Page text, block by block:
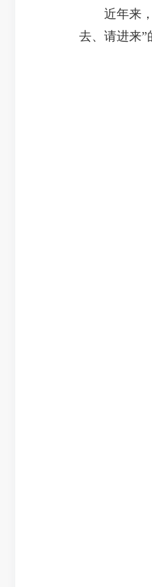
近年来，
去、请进来”